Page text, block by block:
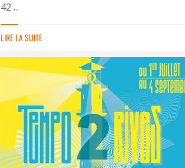
42 ...
LIRE LA SUITE